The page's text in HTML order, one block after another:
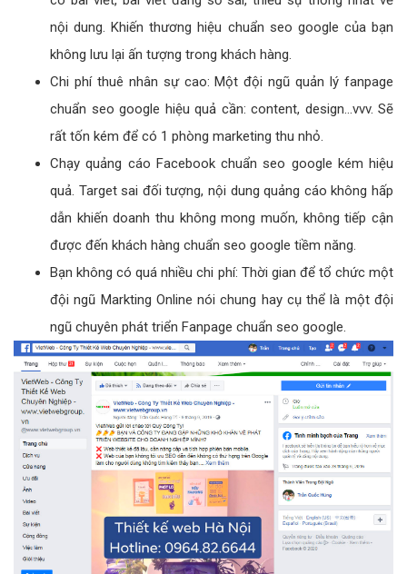
nội dung. Khiến thương hiệu chuẩn seo google của bạn
không lưu lại ấn tượng trong khách hàng.
Chi phí thuê nhân sự cao: Một đội ngũ quản lý fanpage
chuẩn seo google hiệu quả cần: content, design…vvv. Sẽ
rất tốn kém để có 1 phòng marketing thu nhỏ.
Chạy quảng cáo Facebook chuẩn seo google kém hiệu
quả. Target sai đối tượng, nội dung quảng cáo không hấp
dẫn khiến doanh thu không mong muốn, không tiếp cận
được đến khách hàng chuẩn seo google tiềm năng.
Bạn không có quá nhiều chi phí: Thời gian để tổ chức một
đội ngũ Markting Online nói chung hay cụ thể là một đội
ngũ chuyên phát triển Fanpage chuẩn seo google.